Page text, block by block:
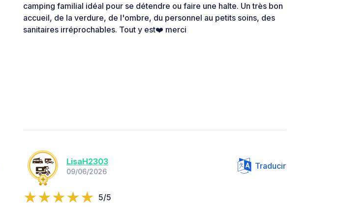
camping familial idéal pour se détendre ou faire une halte. Un très bon
accueil, de la verdure, de l'ombre, du personnel au petits soins, des
sanitaires irréprochables. Tout y est❤️ merci
LisaH2303
09/06/2026
Traducir
5/5